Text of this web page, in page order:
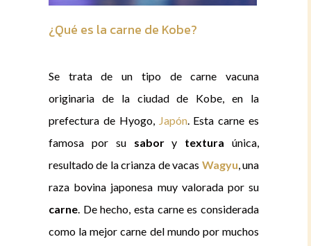
¿Qué es la carne de Kobe?
Se trata de un tipo de carne vacuna
originaria de la ciudad de Kobe, en la
prefectura de Hyogo, Japón. Esta carne es
famosa por su sabory textura única,
resultado de la crianza de vacas Wagyu, una
raza bovina japonesa muy valorada por su
carne. De hecho, esta carne es considerada
como la mejor carne del mundo por muchos